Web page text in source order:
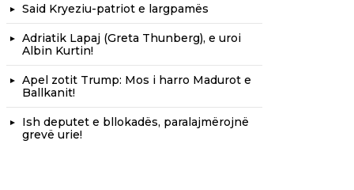
Said Kryeziu-patriot e largpamës
Adriatik Lapaj (Greta Thunberg), e uroi
Albin Kurtin!
Apel zotit Trump: Mos i harro Madurot e
Ballkanit!
Ish deputet e bllokadës, paralajmërojnë
grevë urie!